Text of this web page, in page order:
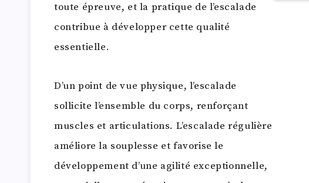
toute épreuve, et la pratique de l’escalade
contribue à développer cette qualité
essentielle.
D’un point de vue physique, l’escalade
sollicite l’ensemble du corps, renforçant
muscles et articulations. L’escalade régulière
améliore la souplesse et favorise le
développement d’une agilité exceptionnelle,